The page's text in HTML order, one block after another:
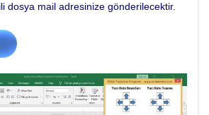
dosya mail adresinize gönderilecektir.